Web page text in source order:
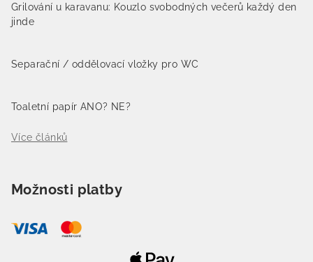
Grilování u karavanu: Kouzlo svobodných večerů každý den
jinde
Separační / oddělovací vložky pro WC
Toaletní papír ANO? NE?
Více článků
Možnosti platby